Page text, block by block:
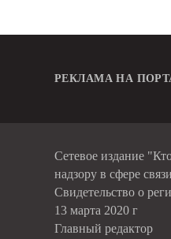
РЕКЛАМА НА
Сетевое издание
надзору в сфере
Свидетельство о
13 марта 2020 г
Главный редактор